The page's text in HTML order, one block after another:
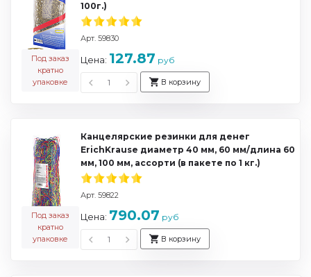
100г.)
Арт. 59830
Под заказ
кратно
упаковке
Цена: 127.87 руб
В корзину
Канцелярские резинки для денег
ErichKrause диаметр 40 мм, 60 мм/длина 60
мм, 100 мм, ассорти (в пакете по 1 кг.)
Арт. 59822
Под заказ
кратно
упаковке
Цена: 790.07 руб
В корзину